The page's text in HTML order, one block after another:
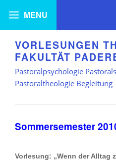
VORLESUNGEN
FAKULTÄT
Pastoralpsychologie
Pastoraltheologie Begleitung
Sommersemester
Vorlesung: „Wenn der Alltag